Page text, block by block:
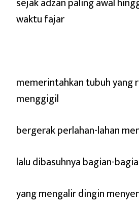
waktu fajar
memerintahkan tubuh yang
menggigil
bergerak perlahan-lahan
lalu dibasuhnya bagian-
yang mengalir dingin